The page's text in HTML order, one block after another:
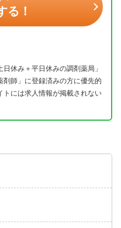
る！
休み＋平日休みの調剤薬局」
剤師」に登録済みの方に優先的
トには求人情報が掲載されない